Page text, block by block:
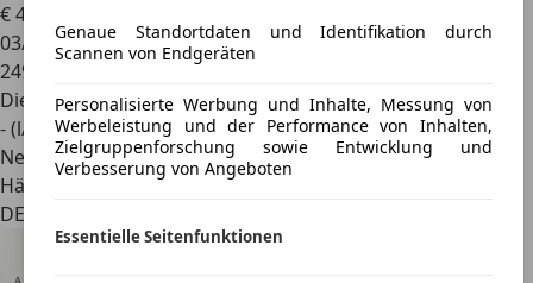
Genaue Standortdaten und Identifikation durch
Scannen von Endgeräten
Personalisierte Werbung und Inhalte, Messung von
Werbeleistung und der Performance von Inhalten,
Zielgruppenforschung sowie Entwicklung und
Verbesserung von Angeboten
Essentielle Seitenfunktionen
€ 4.999
03/2011
249.000 km
Diesel
- (l/100 km)
Neu
Händler
DE 88145